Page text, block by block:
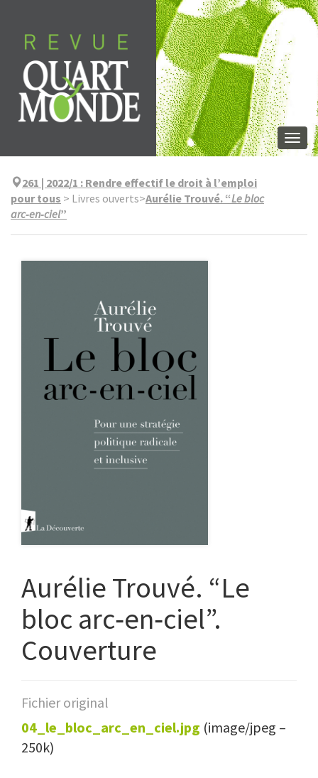
contenu
261 | 2022/1 : Rendre effectif le droit à l’emploi
pour tous > Livres ouverts>Aurélie Trouvé. “Le bloc
arc‑en‑ciel”
Aurélie Trouvé. “Le
bloc arc‑en‑ciel”.
Couverture
Fichier original
04_le_bloc_arc_en_ciel.jpg (image/jpeg –
250k)